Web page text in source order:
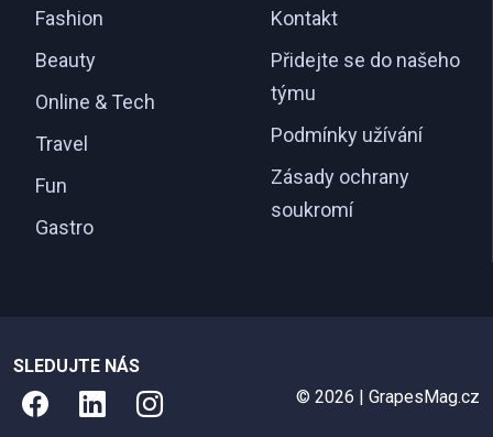
Fashion
Beauty
Online & Tech
Travel
Fun
Gastro
Kontakt
Přidejte se do našeho
týmu
Podmínky užívání
Zásady ochrany
soukromí
SLEDUJTE NÁS
© 2026 | GrapesMag.cz